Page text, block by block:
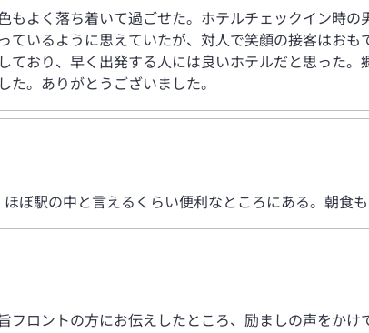
よく落ち着いて過ごせた。ホテルチェックイン時
いるように思えていたが、対人で笑顔の接客はお
おり、早く出発する人には良いホテルだと思った
。ありがとうございました。
ぼ駅の中と言えるくらい便利なところにある。朝食
フロントの方にお伝えしたところ、励ましの声をか